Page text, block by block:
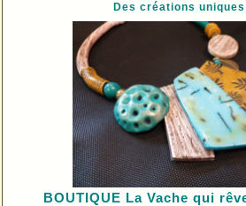
Des créations uniques
BOUTIQUE La Vache qui